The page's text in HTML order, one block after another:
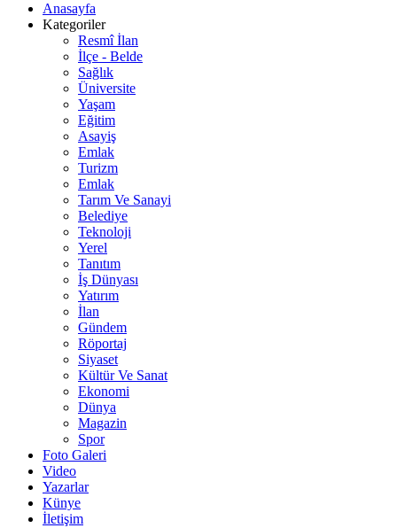
Anasayfa
Kategoriler
Resmî İlan
İlçe - Belde
Sağlık
Üniversite
Yaşam
Eğitim
Asayiş
Emlak
Turizm
Emlak
Tarım Ve Sanayi
Belediye
Teknoloji
Yerel
Tanıtım
İş Dünyası
Yatırım
İlan
Gündem
Röportaj
Siyaset
Kültür Ve Sanat
Ekonomi
Dünya
Magazin
Spor
Foto Galeri
Video
Yazarlar
Künye
İletişim